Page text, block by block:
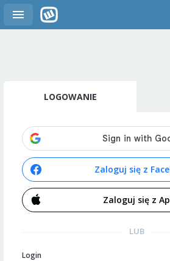
LOGOWANIE
Zaloguj się z
Zaloguj się z
LUB
Login